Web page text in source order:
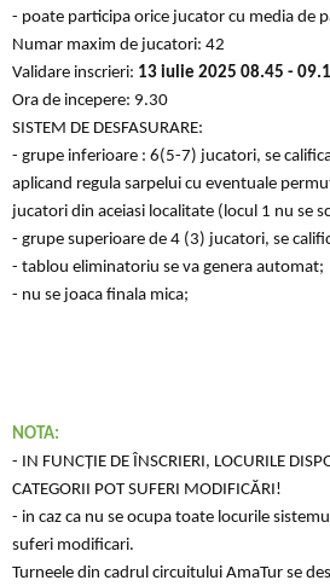
- poate participa orice jucator cu media de
Numar maxim de jucatori: 42
Validare inscrieri: 13 iulie 2025 08.45 -
Ora de incepere: 9.30
SISTEM DE DESFASURARE:
- grupe inferioare : 6(5-7) jucatori, se
aplicand regula sarpelui cu eventuale
jucatori din aceiasi localitate (locul 1 nu se
- grupe superioare de 4 (3) jucatori, se
- tablou eliminatoriu se va genera automat;
- nu se joaca finala mica;
NOTA:
- IN FUNCȚIE DE ÎNSCRIERI, LOCURILE
CATEGORII POT SUFERI MODIFICĂRI!
- in caz ca nu se ocupa toate locurile
suferi modificari.
Turneele din cadrul circuitului AmaTur se